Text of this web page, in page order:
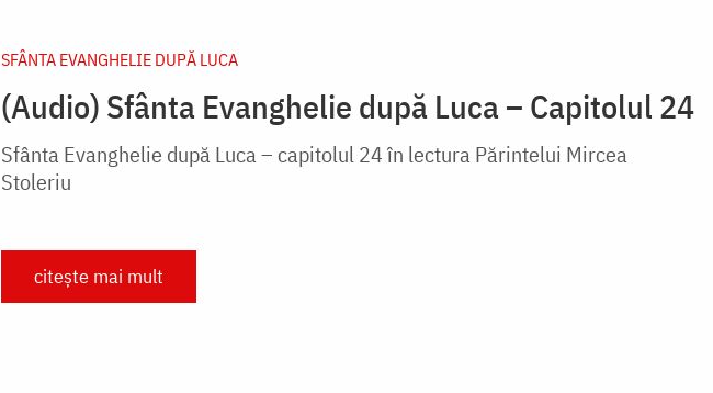
SFÂNTA EVANGHELIE DUPĂ LUCA
(Audio) Sfânta Evanghelie după Luca – Capitolul 24
Sfânta Evanghelie după Luca – capitolul 24 în lectura Părintelui Mircea
Stoleriu
citește mai mult